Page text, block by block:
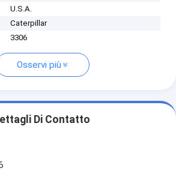
U.S.A.
Caterpillar
3306
Osservi più
Di Contatto